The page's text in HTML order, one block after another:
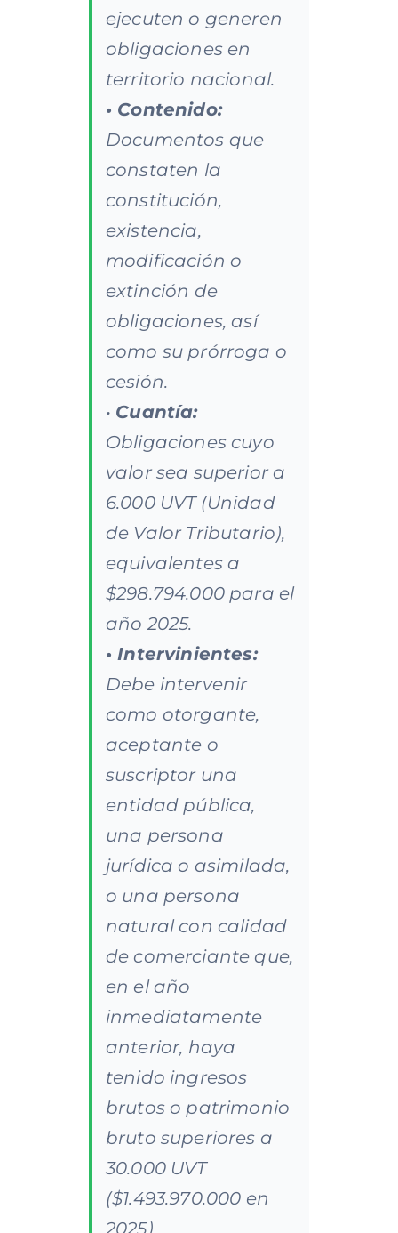
ejecuten o generen
obligaciones en
territorio nacional.
• Contenido:
Documentos que
constaten la
constitución,
existencia,
modificación o
extinción de
obligaciones, así
como su prórroga o
cesión.
• Cuantía:
Obligaciones cuyo
valor sea superior a
6.000 UVT (Unidad
de Valor Tributario),
equivalentes a
$298.794.000 para el
año 2025.
• Intervinientes:
Debe intervenir
como otorgante,
aceptante o
suscriptor una
entidad pública,
una persona
jurídica o asimilada,
o una persona
natural con calidad
de comerciante que,
en el año
inmediatamente
anterior, haya
tenido ingresos
brutos o patrimonio
bruto superiores a
30.000 UVT
($1.493.970.000 en
2025).